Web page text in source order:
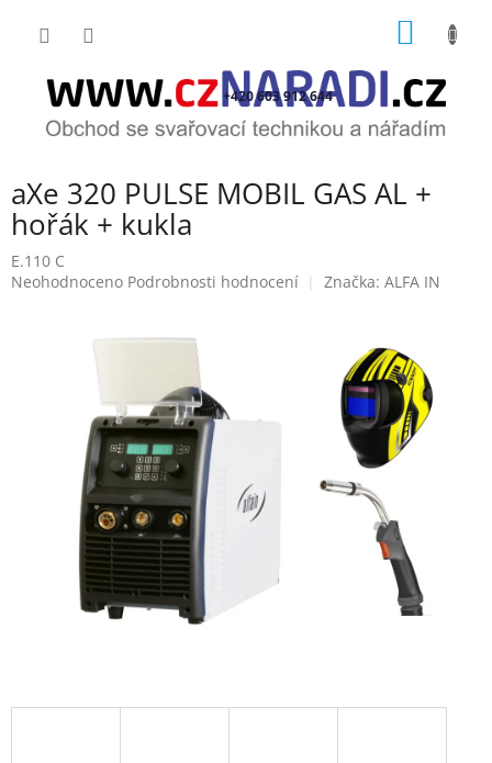
+420 603 912 644
aXe 320 PULSE MOBIL GAS AL +
hořák + kukla
E.110 C
Průměrné
Neohodnoceno Podrobnosti hodnocení Značka: ALFA IN